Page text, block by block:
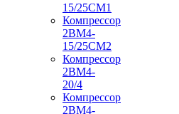
15/25СМ1
Компрессор
2ВМ4-
15/25СМ2
Компрессор
2ВМ4-
20/4
Компрессор
2ВМ4-